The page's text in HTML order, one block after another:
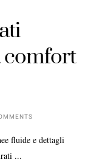
comfort
fluide e dettagli
...